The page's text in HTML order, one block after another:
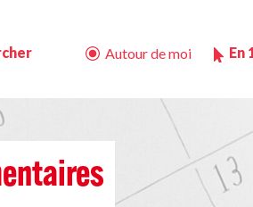
Autour de moi En